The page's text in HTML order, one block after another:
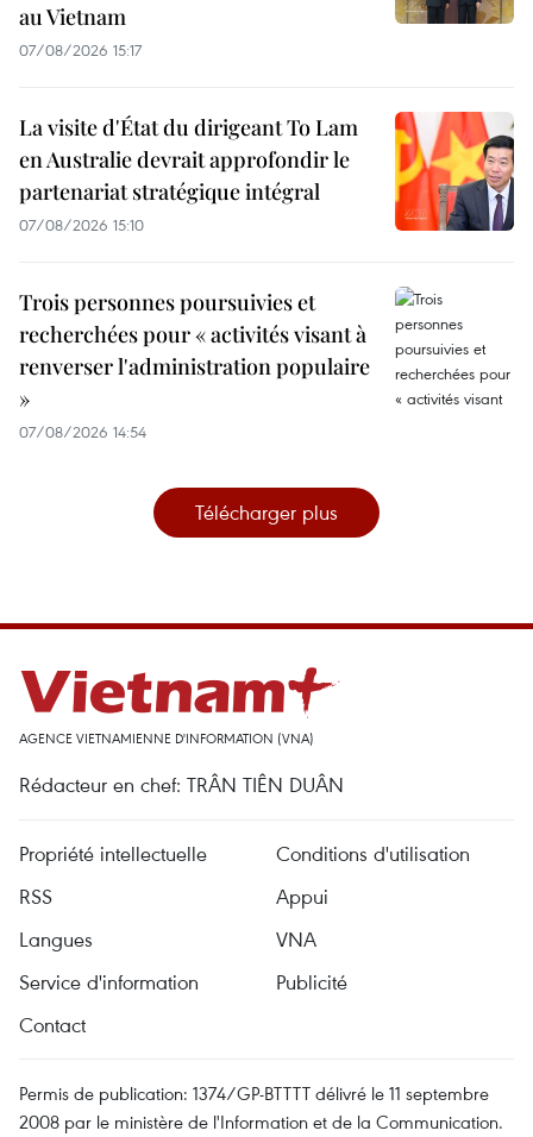
au Vietnam
07/08/2026 15:17
La visite d'État du dirigeant To Lam
en Australie devrait approfondir le
partenariat stratégique intégral
07/08/2026 15:10
Trois personnes poursuivies et
recherchées pour « activités visant à
renverser l'administration populaire
»
07/08/2026 14:54
Télécharger plus
AGENCE VIETNAMIENNE D'INFORMATION (VNA)
Rédacteur en chef: TRÂN TIÊN DUÂN
Propriété intellectuelle
Conditions d'utilisation
RSS
Appui
Langues
VNA
Service d'information
Publicité
Contact
Permis de publication: 1374/GP-BTTTT délivré le 11 septembre
2008 par le ministère de l'Information et de la Communication.